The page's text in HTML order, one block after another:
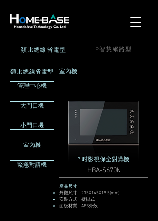
​類比總線省電型 IP智慧網路型
​類比總線省電型 室內機
管理中心機
大門口機
小門口機
室內機
緊急對講機
7 吋影視保全對講機
HBA-S670N
產品尺寸
外觀尺寸：235X145X19.5(mm)
安裝方式：壁掛式
面板材質：ABS外殼